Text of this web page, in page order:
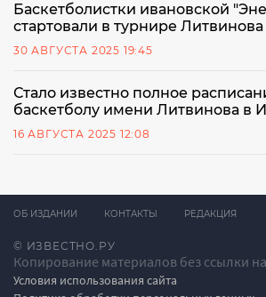
Баскетболистки ивановской
стартовали в турнире Литвинова
30 АВГУСТА 2025 19:45
Стало известно полное
баскетболу имени Литвинова в
16 АВГУСТА 2025 12:08
© ИЗВЕСТНО.РУ
Копирование материалов без ссылки
Условия использования сайта
ОБ ИЗДАНИИ КОНТАКТЫ РЕДАКЦИЯ